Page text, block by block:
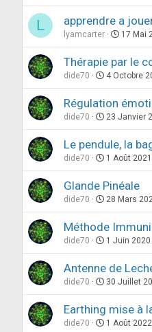
L apprendre a
lyamcarter 17 Mai
Thérapie par le
dide70 4 Octobre
Régulation
dide70 23 Janvier
Le pendule, la
dide70 1 Août 2021
Glande Pinéale
dide70 28 Mars
Méthode
dide70 1 Juin 2020
Antenne de
dide70 30 Juillet
Earthing mise à
dide70 1 Août 2022